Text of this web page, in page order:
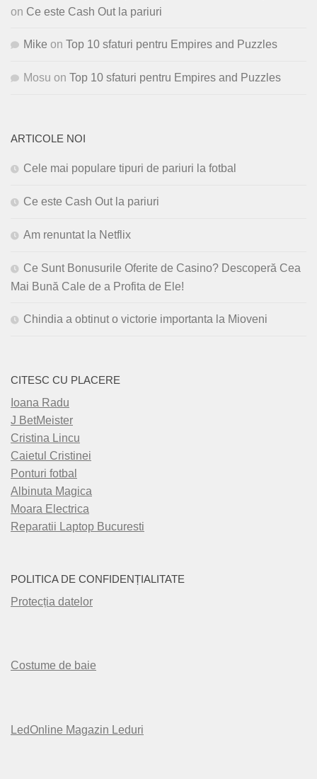
on Ce este Cash Out la pariuri
Mike on Top 10 sfaturi pentru Empires and Puzzles
Mosu on Top 10 sfaturi pentru Empires and Puzzles
ARTICOLE NOI
Cele mai populare tipuri de pariuri la fotbal
Ce este Cash Out la pariuri
Am renuntat la Netflix
Ce Sunt Bonusurile Oferite de Casino? Descoperă Cea
Mai Bună Cale de a Profita de Ele!
Chindia a obtinut o victorie importanta la Mioveni
CITESC CU PLACERE
Ioana Radu
J BetMeister
Cristina Lincu
Caietul Cristinei
Ponturi fotbal
Albinuta Magica
Moara Electrica
Reparatii Laptop Bucuresti
POLITICA DE CONFIDENȚIALITATE
Protecția datelor
Costume de baie
LedOnline Magazin Leduri